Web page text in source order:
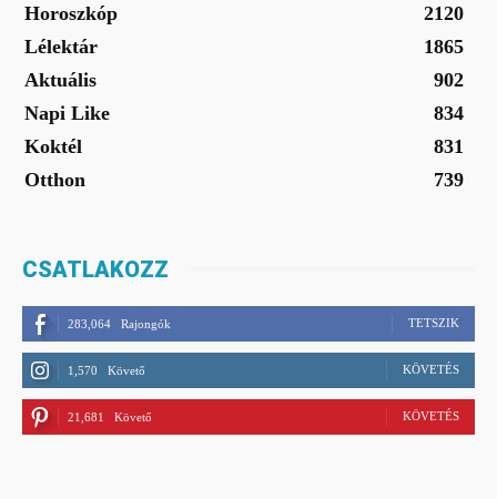
Horoszkóp
2120
Lélektár
1865
Aktuális
902
Napi Like
834
Koktél
831
Otthon
739
CSATLAKOZZ
283,064 Rajongók TETSZIK
1,570 Követő KÖVETÉS
21,681 Követő KÖVETÉS